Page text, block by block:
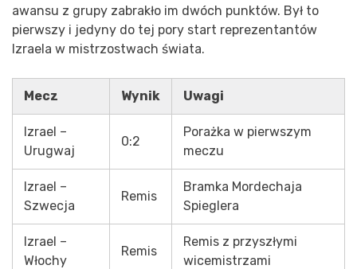
awansu z grupy zabrakło im dwóch punktów. Był to
pierwszy i jedyny do tej pory start reprezentantów
Izraela w mistrzostwach świata.
Mecz Wynik Uwagi
Izrael –
Urugwaj
0:2
Porażka w pierwszym
meczu
Izrael –
Szwecja
Remis
Bramka Mordechaja
Spieglera
Izrael –
Włochy
Remis
Remis z przyszłymi
wicemistrzami